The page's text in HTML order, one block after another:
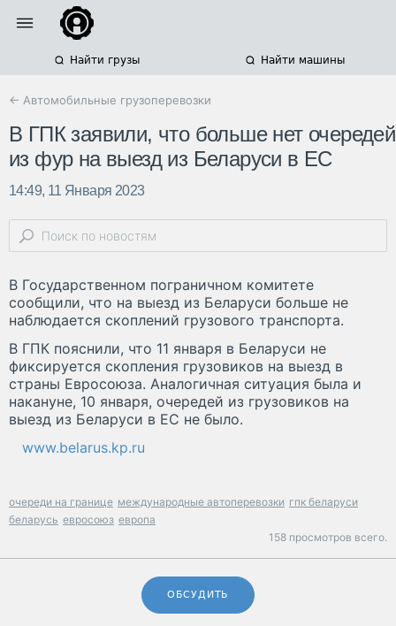
Найти грузы Найти машины
← Автомобильные грузоперевозки
В ГПК заявили, что больше нет очередей
из фур на выезд из Беларуси в ЕС
14:49, 11 Января 2023
В Государственном пограничном комитете
сообщили, что на выезд из Беларуси больше не
наблюдается скоплений грузового транспорта.
В ГПК пояснили, что 11 января в Беларуси не
фиксируется скопления грузовиков на выезд в
страны Евросоюза. Аналогичная ситуация была и
накануне, 10 января, очередей из грузовиков на
выезд из Беларуси в ЕС не было.
www.belarus.kp.ru
очереди на границе международные автоперевозки гпк беларуси
беларусь евросоюз европа
158 просмотров всего.
ОБСУДИТЬ